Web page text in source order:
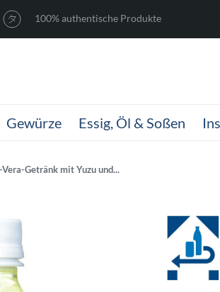
100% authentische Produkte
Gewürze Essig, Öl & Soßen
Getränk mit Yuzu und...